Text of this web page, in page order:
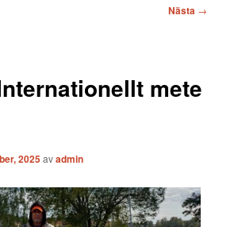
Nästa →
mete
2025avadmin